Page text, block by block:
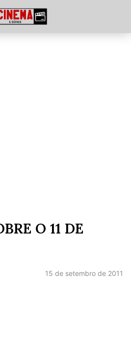
O 11 DE
15 de setembro de 2011